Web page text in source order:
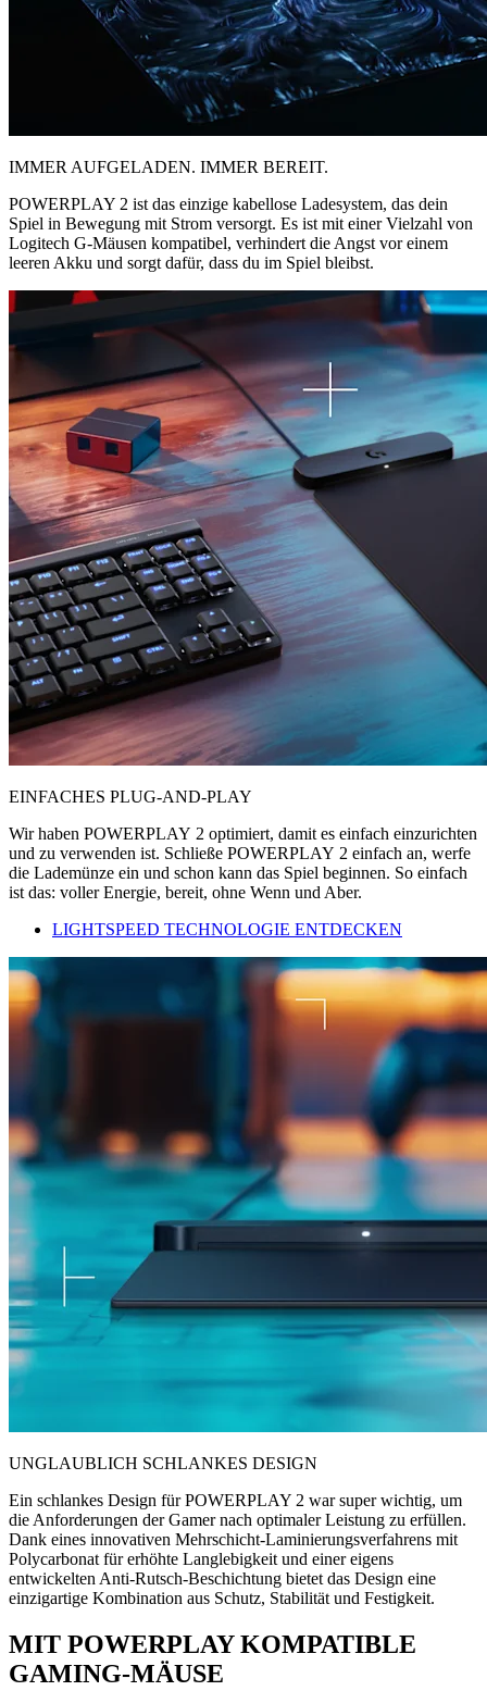
IMMER AUFGELADEN. IMMER BEREIT.
POWERPLAY 2 ist das einzige kabellose Ladesystem, das dein
Spiel in Bewegung mit Strom versorgt. Es ist mit einer Vielzahl von
Logitech G-Mäusen kompatibel, verhindert die Angst vor einem
leeren Akku und sorgt dafür, dass du im Spiel bleibst.
EINFACHES PLUG-AND-PLAY
Wir haben POWERPLAY 2 optimiert, damit es einfach einzurichten
und zu verwenden ist. Schließe POWERPLAY 2 einfach an, werfe
die Lademünze ein und schon kann das Spiel beginnen. So einfach
ist das: voller Energie, bereit, ohne Wenn und Aber.
LIGHTSPEED TECHNOLOGIE ENTDECKEN
UNGLAUBLICH SCHLANKES DESIGN
Ein schlankes Design für POWERPLAY 2 war super wichtig, um
die Anforderungen der Gamer nach optimaler Leistung zu erfüllen.
Dank eines innovativen Mehrschicht-Laminierungsverfahrens mit
Polycarbonat für erhöhte Langlebigkeit und einer eigens
entwickelten Anti-Rutsch-Beschichtung bietet das Design eine
einzigartige Kombination aus Schutz, Stabilität und Festigkeit.
MIT POWERPLAY KOMPATIBLE
GAMING-MÄUSE